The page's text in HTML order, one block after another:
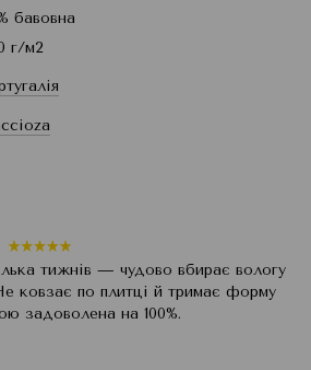
бавовна
г/м2
тижнів — чудово вбирає вологу
ковзає по плитці й тримає форму
задоволена на 100%.